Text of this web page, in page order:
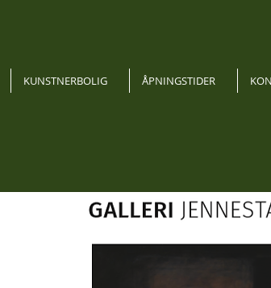
KUNSTNERBOLIG ÅPNINGSTIDER